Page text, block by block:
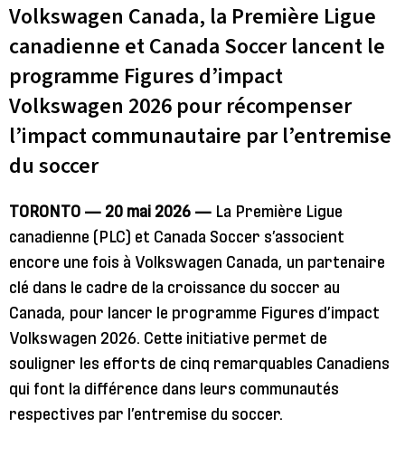
Volkswagen Canada, la Première Ligue
canadienne et Canada Soccer lancent le
programme Figures d’impact
Volkswagen 2026 pour récompenser
l’impact communautaire par l’entremise
du soccer
TORONTO — 20 mai 2026 — La Première Ligue
canadienne (PLC) et Canada Soccer s’associent
encore une fois à Volkswagen Canada, un partenaire
clé dans le cadre de la croissance du soccer au
Canada, pour lancer le programme Figures d’impact
Volkswagen 2026. Cette initiative permet de
souligner les efforts de cinq remarquables Canadiens
qui font la différence dans leurs communautés
respectives par l’entremise du soccer.